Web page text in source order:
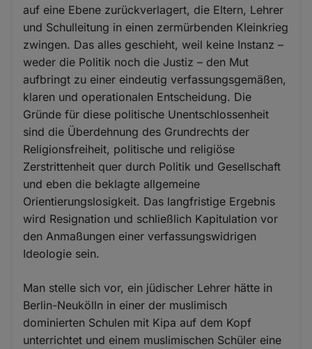
auf eine Ebene zurückverlagert, die Eltern, Lehrer
und Schulleitung in einen zermürbenden Kleinkrieg
zwingen. Das alles geschieht, weil keine Instanz –
weder die Politik noch die Justiz – den Mut
aufbringt zu einer eindeutig verfassungsgemäßen,
klaren und operationalen Entscheidung. Die
Gründe für diese politische Unentschlossenheit
sind die Überdehnung des Grundrechts der
Religionsfreiheit, politische und religiöse
Zerstrittenheit quer durch Politik und Gesellschaft
und eben die beklagte allgemeine
Orientierungslosigkeit. Das langfristige Ergebnis
wird Resignation und schließlich Kapitulation vor
den Anmaßungen einer verfassungswidrigen
Ideologie sein.
Man stelle sich vor, ein jüdischer Lehrer hätte in
Berlin-Neukölln in einer der muslimisch
dominierten Schulen mit Kipa auf dem Kopf
unterrichtet und einem muslimischen Schüler eine